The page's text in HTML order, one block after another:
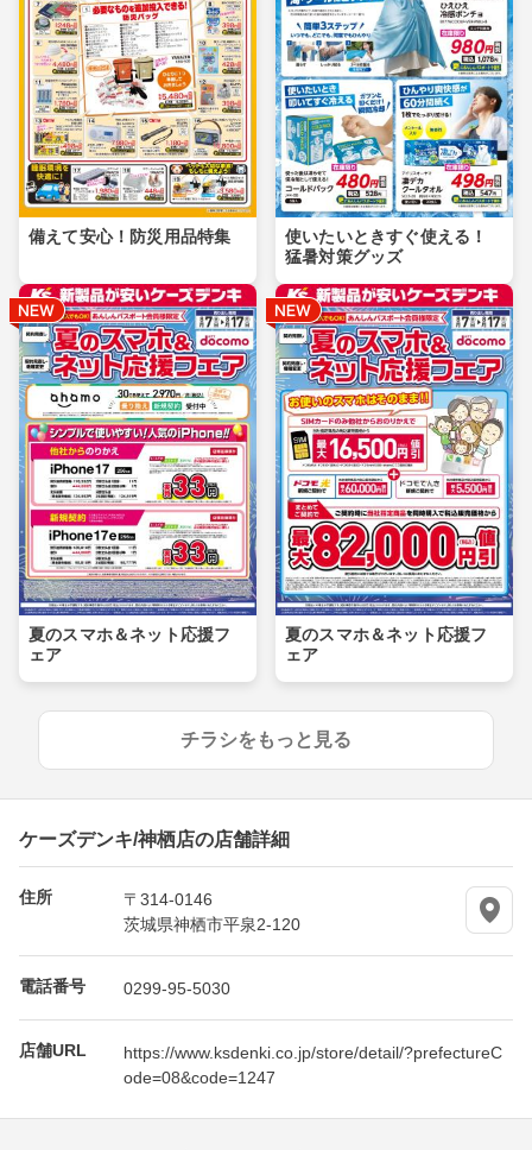
備えて安心！防災用品特集
使いたいときすぐ使える！
猛暑対策グッズ
夏のスマホ＆ネット応援フ
ェア
夏のスマホ＆ネット応援フ
ェア
チラシをもっと見る
ケーズデンキ/神栖店の店舗詳細
住所
〒314-0146
茨城県神栖市平泉2-120
電話番号 0299-95-5030
店舗URL
https://www.ksdenki.co.jp/store/detail/?prefectureC
ode=08&code=1247